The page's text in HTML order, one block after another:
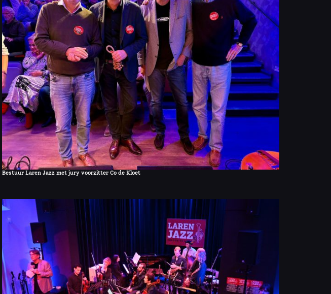
Bestuur Laren Jazz met jury voorzitter Co de Kloet